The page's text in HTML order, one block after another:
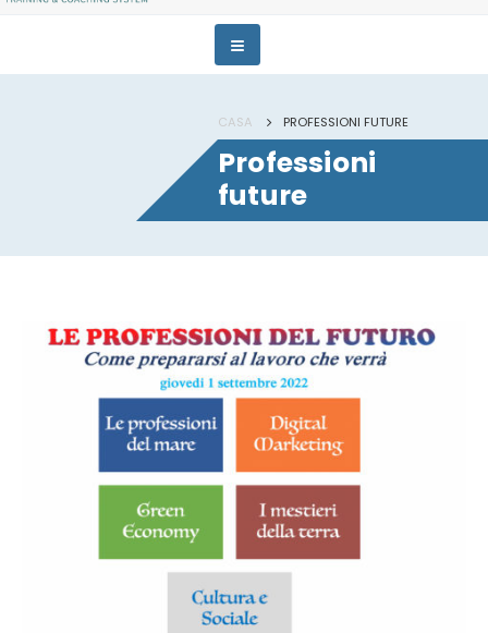
CASA PROFESSIONI FUTURE
Professioni
future